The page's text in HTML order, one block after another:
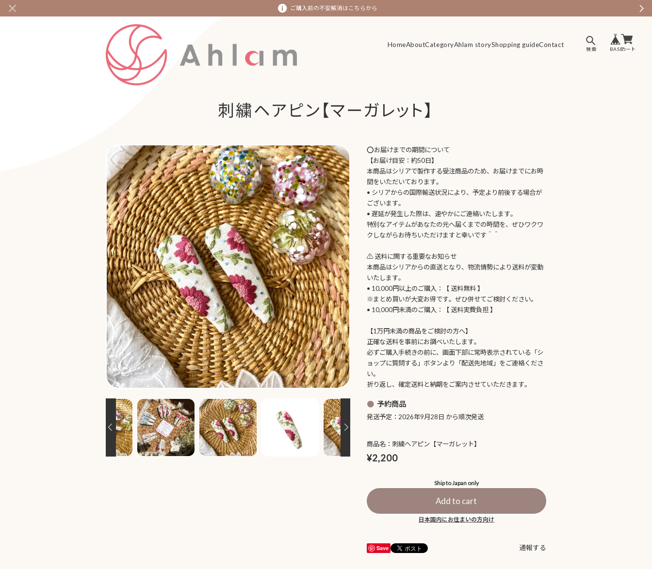
ご購入前の不安解消はこちらから
HomeAboutCategoryAhlam storyShopping guideContact
HomeAboutCategoryAhlam storyShopping guideContact
刺繍ヘアピン【マーガレット】
⭕️お届けまでの期間について
【お届け目安：約50日】
本商品はシリアで製作する受注商品のため、お届けまでにお時
間をいただいております。
• シリアからの国際輸送状況により、予定より前後する場合が
ございます。
• 遅延が発生した際は、速やかにご連絡いたします。
特別なアイテムがあなたの元へ届くまでの時間を、ぜひワクワ
クしながらお待ちいただけますと幸いです＾＾
⚠️ 送料に関する重要なお知らせ
本商品はシリアからの直送となり、物流情勢により送料が変動
いたします。
• 10,000円以上のご購入：【 送料無料 】
※まとめ買いが大変お得です。ぜひ併せてご検討ください。
• 10,000円未満のご購入：【 送料実費負担 】
【1万円未満の商品をご検討の方へ】
正確な送料を事前にお調べいたします。
必ずご購入手続きの前に、画面下部に常時表示されている「シ
ョップに質問する」ボタンより「配送先地域」をご連絡くださ
い。
折り返し、確定送料と納期をご案内させていただきます。
予約商品
発送予定：2026年9月28日 から順次発送
商品名：刺繍ヘアピン【マーガレット】
¥2,200
Ship to Japan only
Add to cart
日本国内にお住まいの方向け
Save 通報する